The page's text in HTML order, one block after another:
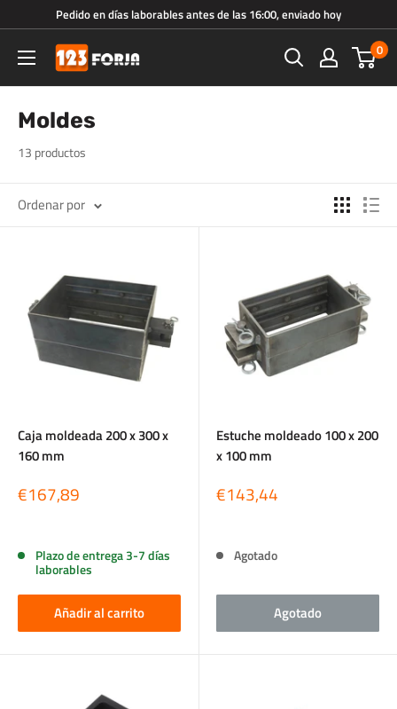
directamente
contenido
Pedido en días laborables antes de las 16:00, enviado hoy
123forja.es 0
Moldes
13 productos
Ordenar por
Caja moldeada 200 x 300 x
160 mm
Precio
de
€167,89
Plazo de entrega 3-7 días
laborables
Añadir al carrito
Estuche moldeado 100 x 200
x 100 mm
Precio
de
€143,44
Agotado
Agotado